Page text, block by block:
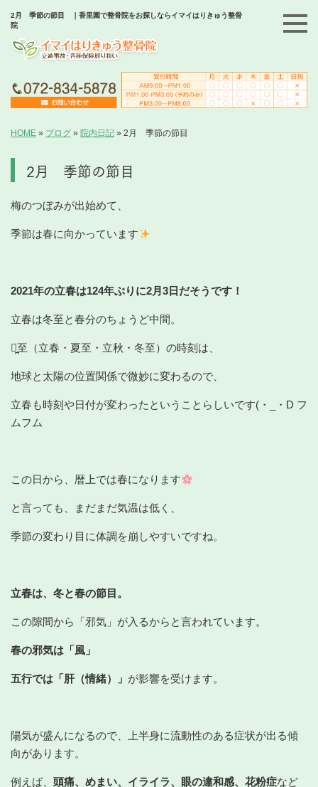
2月 季節の節目 ｜香里園で整骨院をお探しならイマイはりきゅう整骨
院
HOME » ブログ » 院内日記 » 2月 季節の節目
2月 季節の節目
梅のつぼみが出始めて、
季節は春に向かっています
2021年の立春は124年ぶりに2月3日だそうです！
立春は冬至と春分のちょうど中間。
四̪至（立春・夏至・立秋・冬至）の時刻は、
地球と太陽の位置関係で微妙に変わるので、
立春も時刻や日付が変わったということらしいです(・_・D フ
ムフム
この日から、暦上では春になります
と言っても、まだまだ気温は低く、
季節の変わり目に体調を崩しやすいですね。
立春は、冬と春の節目。
この隙間から「邪気」が入るからと言われています。
春の邪気は「風」
五行では「肝（情緒）」 が影響を受けます。
陽気が盛んになるので、上半身に流動性のある症状が出る傾
向があります。
例えば、 頭痛、めまい、イライラ、眼の違和感、花粉症など